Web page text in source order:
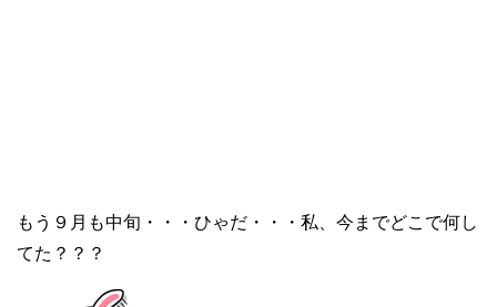
もう９月も中旬・・・ひゃだ・・・私、今までどこで何し
てた？？？